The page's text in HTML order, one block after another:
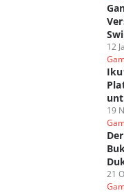
12
19
21